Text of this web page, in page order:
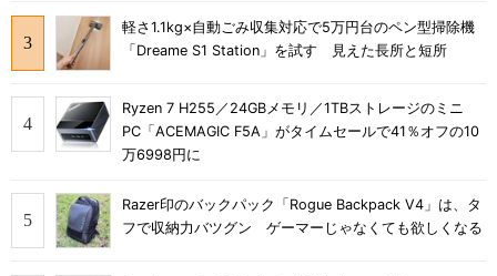
軽さ1.1kg×自動ごみ収集対応で5万円台のペン型掃除機
「Dreame S1 Station」を試す 見えた長所と短所
Ryzen 7 H255／24GBメモリ／1TBストレージのミニ
PC「ACEMAGIC F5A」がタイムセールで41％オフの10
万6998円に
Razer印のバックパック「Rogue Backpack V4」は、タ
フで収納力バツグン ゲーマーじゃなくても欲しくなる